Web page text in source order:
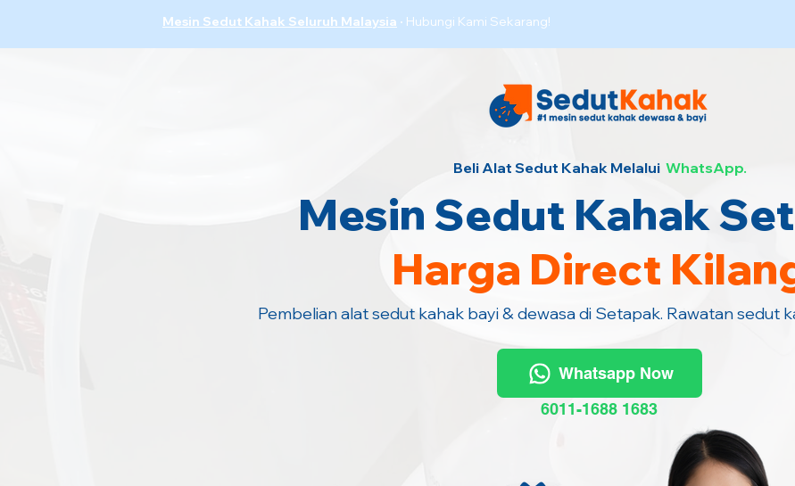
Mesin Sedut Kahak Seluruh Malaysia · Hubungi Kami Sekarang!
Beli Alat Sedut Kahak Melalui WhatsApp.
Mesin Sedut Kahak
Harga Direct
Pembelian alat sedut kahak bayi & dewasa di Setapak. Rawatan sedut
Whatsapp Now
6011-1688 1683